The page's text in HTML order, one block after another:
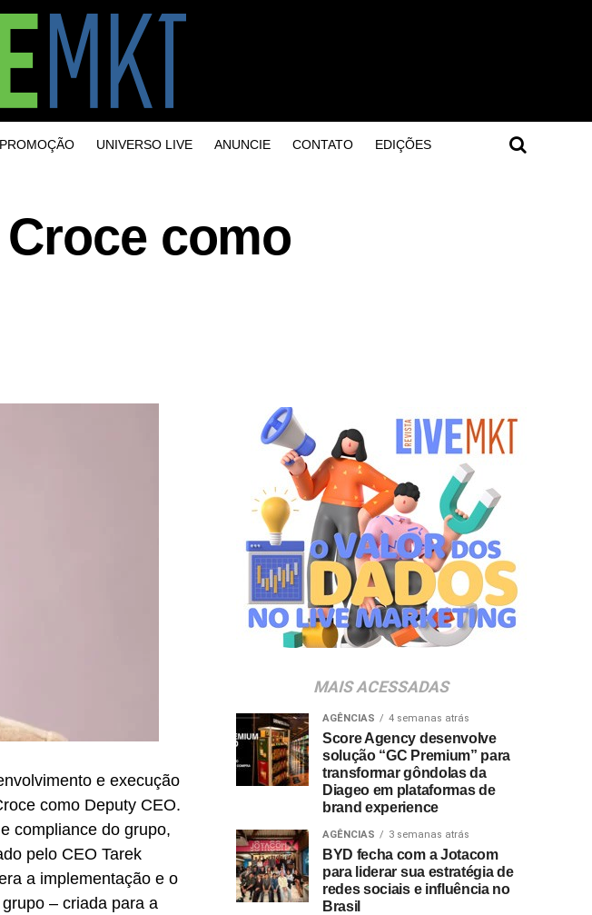
PROMOÇÃO UNIVERSO LIVE ANUNCIE CONTATO EDIÇÕES
como
e execução
como Deputy CEO.
compliance do grupo,
pelo CEO Tarek
a implementação e o
– criada para a
MAIS ACESSADAS
AGÊNCIAS 4 semanas atrás
Score Agency desenvolve
solução “GC Premium” para
transformar gôndolas da
Diageo em plataformas de
brand experience
AGÊNCIAS 3 semanas atrás
BYD fecha com a Jotacom
para liderar sua estratégia de
redes sociais e influência no
Brasil